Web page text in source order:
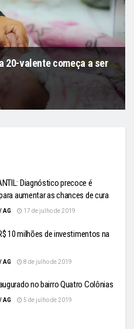
20-valente começa a ser
Diagnóstico precoce é
aumentar as chances de cura
AG 17 de julho de 2019
10 milhões de investimentos na
AG 8 de julho de 2019
no bairro Quatro Colônias
AG 5 de julho de 2019